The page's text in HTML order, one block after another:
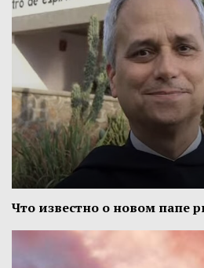
Что известно о новом папе